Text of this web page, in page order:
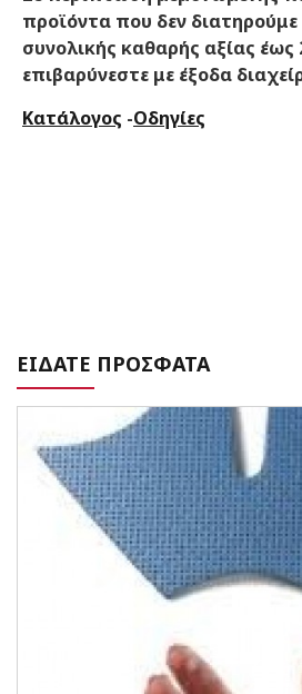
προϊόντα που δεν
συνολικής καθαρής αξίας έως
επιβαρύνεστε με έξοδα
Κατάλογος -Οδηγίες
ΕΙΔΑΤΕ ΠΡΟΣΦΑΤΑ